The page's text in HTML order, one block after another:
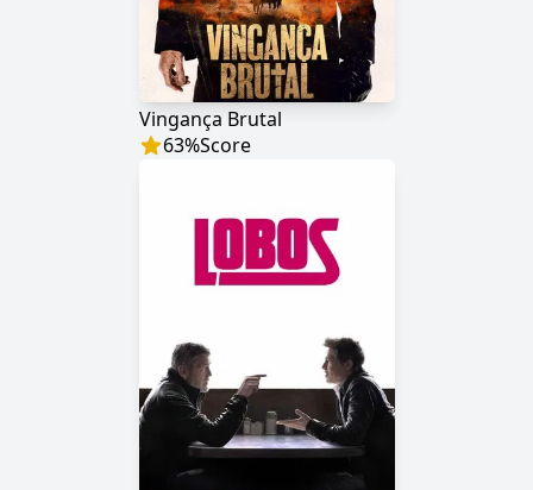
Vingança Brutal
63%Score